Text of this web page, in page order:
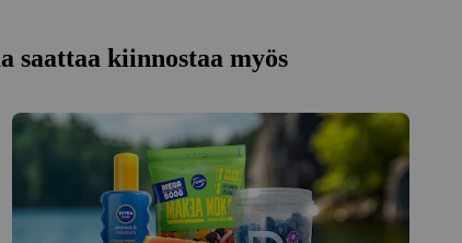
saattaa kiinnostaa myös